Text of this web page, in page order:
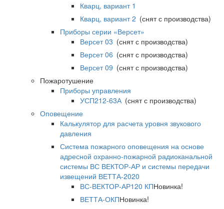
Кварц, вариант 1
Кварц, вариант 2 (снят с производства)
Приборы серии «Версет»
Версет 03 (снят с производства)
Версет 06 (снят с производства)
Версет 09 (снят с производства)
Пожаротушение
Приборы управления
УСП212-63А(снят с производства)
Оповещение
Калькулятор для расчета уровня звукового
давления
Система пожарного оповещения на основе
адресной охранно-пожарной радиоканальной
системы ВС ВЕКТОР-АР и системы передачи
извещений ВЕТТА-2020
ВС-ВЕКТОР-АР120 КПНовинка!
ВЕТТА-ОКПНовинка!